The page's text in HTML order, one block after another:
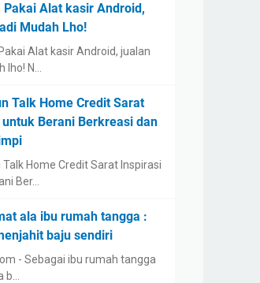
Pakai Alat kasir Android,
Mudah Lho!
Alat kasir Android, jualan
lho! N…
Talk Home Credit Sarat
Berani Berkreasi dan
Talk Home Credit Sarat Inspirasi
Ber…
ala ibu rumah tangga :
baju sendiri
- Sebagai ibu rumah tangga
b…